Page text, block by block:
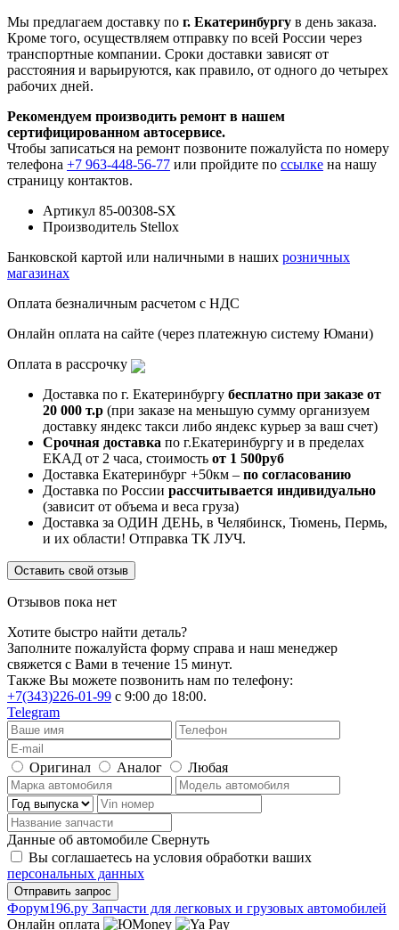
Мы предлагаем доставку по г. Екатеринбургу в день заказа.
Кроме того, осуществляем отправку по всей России через
транспортные компании. Сроки доставки зависят от
расстояния и варьируются, как правило, от одного до четырех
рабочих дней.
Рекомендуем производить ремонт в нашем
сертифицированном автосервисе.
Чтобы записаться на ремонт позвоните пожалуйста по номеру
телефона +7 963-448-56-77 или пройдите по ссылке на нашу
страницу контактов.
Артикул 85-00308-SX
Производитель Stellox
Банковской картой или наличными в наших розничных
магазинах
Оплата безналичным расчетом с НДС
Онлайн оплата на сайте (через платежную систему Юмани)
Оплата в рассрочку
Доставка по г. Екатеринбургу бесплатно при заказе от
20 000 т.р (при заказе на меньшую сумму организуем
доставку яндекс такси либо яндекс курьер за ваш счет)
Срочная доставка по г.Екатеринбургу и в пределах
ЕКАД от 2 часа, стоимость от 1 500руб
Доставка Екатеринбург +50км – по согласованию
Доставка по России рассчитывается индивидуально
(зависит от объема и веса груза)
Доставка за ОДИН ДЕНЬ, в Челябинск, Тюмень, Пермь,
и их области! Отправка ТК ЛУЧ.
Оставить свой отзыв
Отзывов пока нет
Хотите быстро найти деталь?
Заполните пожалуйста форму справа и наш менеджер
свяжется с Вами в течение 15 минут.
Также Вы можете позвонить нам по телефону:
+7(343)226-01-99 с 9:00 до 18:00.
Telegram
Оригинал Аналог Любая
Данные об автомобиле Свернуть
Вы соглашаетесь на условия обработки ваших
персональных данных
Фoрум196.ру Запчасти для легковых и грузовых автомобилей
Онлайн оплата